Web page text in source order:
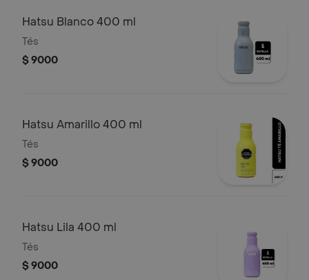
Hatsu Blanco 400 ml
Tés
$ 9000
Hatsu Amarillo 400 ml
Tés
$ 9000
Hatsu Lila 400 ml
Tés
$ 9000